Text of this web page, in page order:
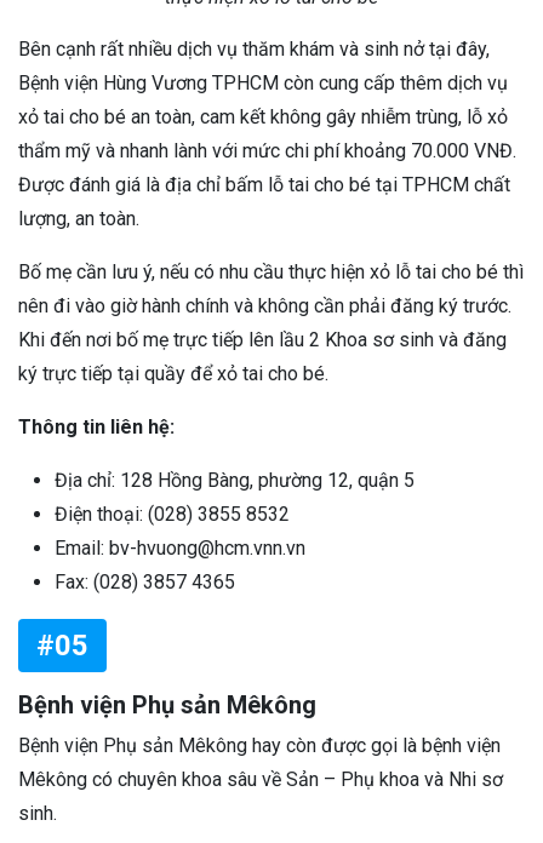
Bên cạnh rất nhiều dịch vụ thăm khám và sinh nở tại đây,
Bệnh viện Hùng Vương TPHCM còn cung cấp thêm dịch vụ
xỏ tai cho bé an toàn, cam kết không gây nhiễm trùng, lỗ xỏ
thẩm mỹ và nhanh lành với mức chi phí khoảng 70.000 VNĐ.
Được đánh giá là địa chỉ bấm lỗ tai cho bé tại TPHCM chất
lượng, an toàn.
Bố mẹ cần lưu ý, nếu có nhu cầu thực hiện xỏ lỗ tai cho bé thì
nên đi vào giờ hành chính và không cần phải đăng ký trước.
Khi đến nơi bố mẹ trực tiếp lên lầu 2 Khoa sơ sinh và đăng
ký trực tiếp tại quầy để xỏ tai cho bé.
Thông tin liên hệ:
Địa chỉ: 128 Hồng Bàng, phường 12, quận 5
Điện thoại: (028) 3855 8532
Email: bv-hvuong@hcm.vnn.vn
Fax: (028) 3857 4365
#05
Bệnh viện Phụ sản Mêkông
Bệnh viện Phụ sản Mêkông hay còn được gọi là bệnh viện
Mêkông có chuyên khoa sâu về Sản – Phụ khoa và Nhi sơ
sinh.